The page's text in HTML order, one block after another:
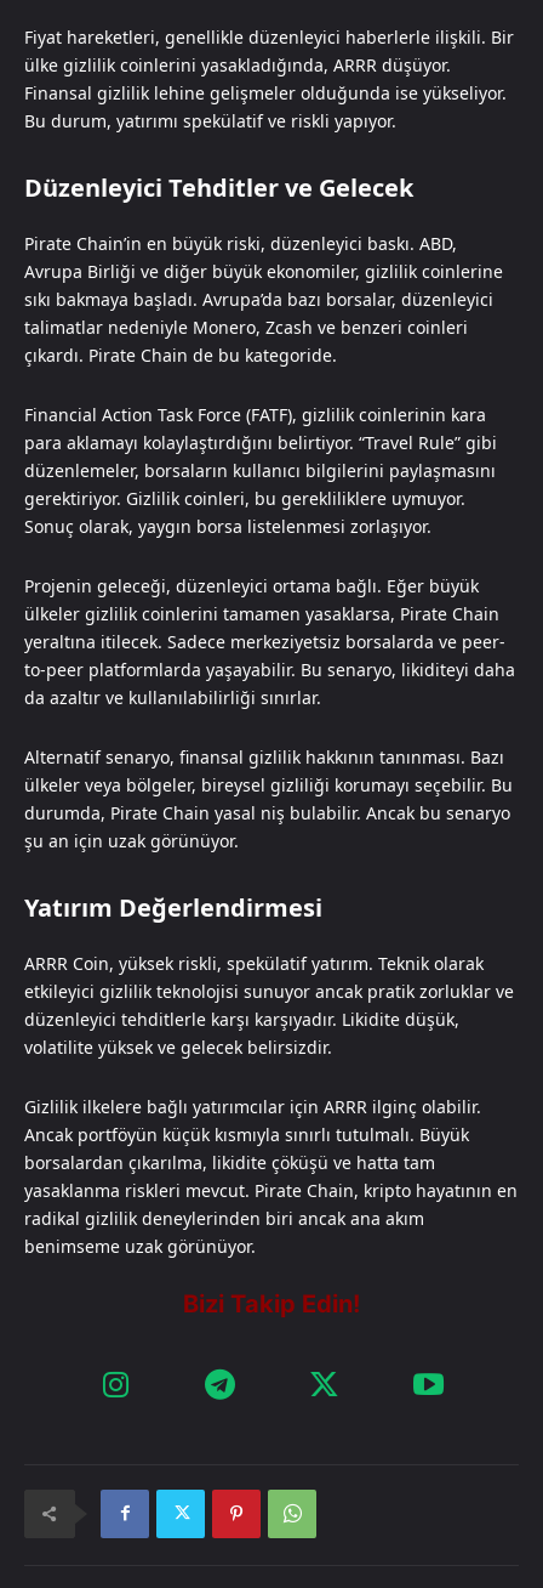
Fiyat hareketleri, genellikle düzenleyici haberlerle ilişkili. Bir
ülke gizlilik coinlerini yasakladığında, ARRR düşüyor.
Finansal gizlilik lehine gelişmeler olduğunda ise yükseliyor.
Bu durum, yatırımı spekülatif ve riskli yapıyor.
Düzenleyici Tehditler ve Gelecek
Pirate Chain’in en büyük riski, düzenleyici baskı. ABD,
Avrupa Birliği ve diğer büyük ekonomiler, gizlilik coinlerine
sıkı bakmaya başladı. Avrupa’da bazı borsalar, düzenleyici
talimatlar nedeniyle Monero, Zcash ve benzeri coinleri
çıkardı. Pirate Chain de bu kategoride.
Financial Action Task Force (FATF), gizlilik coinlerinin kara
para aklamayı kolaylaştırdığını belirtiyor. “Travel Rule” gibi
düzenlemeler, borsaların kullanıcı bilgilerini paylaşmasını
gerektiriyor. Gizlilik coinleri, bu gerekliliklere uymuyor.
Sonuç olarak, yaygın borsa listelenmesi zorlaşıyor.
Projenin geleceği, düzenleyici ortama bağlı. Eğer büyük
ülkeler gizlilik coinlerini tamamen yasaklarsa, Pirate Chain
yeraltına itilecek. Sadece merkeziyetsiz borsalarda ve peer-
to-peer platformlarda yaşayabilir. Bu senaryo, likiditeyi daha
da azaltır ve kullanılabilirliği sınırlar.
Alternatif senaryo, finansal gizlilik hakkının tanınması. Bazı
ülkeler veya bölgeler, bireysel gizliliği korumayı seçebilir. Bu
durumda, Pirate Chain yasal niş bulabilir. Ancak bu senaryo
şu an için uzak görünüyor.
Yatırım Değerlendirmesi
ARRR Coin, yüksek riskli, spekülatif yatırım. Teknik olarak
etkileyici gizlilik teknolojisi sunuyor ancak pratik zorluklar ve
düzenleyici tehditlerle karşı karşıyadır. Likidite düşük,
volatilite yüksek ve gelecek belirsizdir.
Gizlilik ilkelere bağlı yatırımcılar için ARRR ilginç olabilir.
Ancak portföyün küçük kısmıyla sınırlı tutulmalı. Büyük
borsalardan çıkarılma, likidite çöküşü ve hatta tam
yasaklanma riskleri mevcut. Pirate Chain, kripto hayatının en
radikal gizlilik deneylerinden biri ancak ana akım
benimseme uzak görünüyor.​​​​​​​​​​​​​​​​